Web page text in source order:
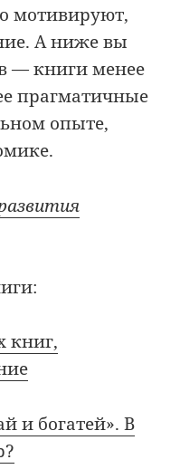
мотивируют,
А ниже вы
— книги менее
прагматичные
опыте,
книг,
и богатей». В